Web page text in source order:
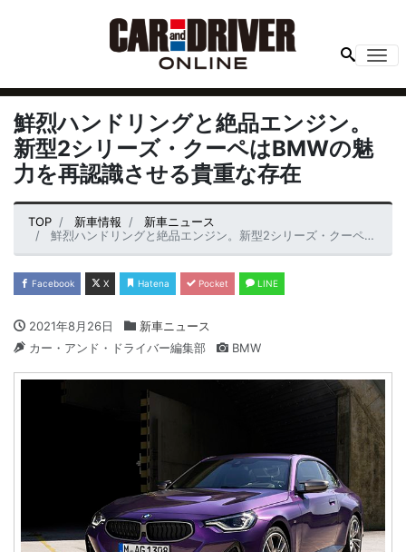
鮮烈ハンドリングと絶品エンジン。
新型2シリーズ・クーペはBMWの魅
力を再認識させる貴重な存在
TOP 新車情報
新車ニュース
鮮烈ハンドリングと絶品エンジン。新型2シリーズ・クーペはBMWの魅力を再認識させる貴重な存在
Facebook X Hatena Pocket LINE
2021年8月26日
新車ニュース
カー・アンド・ドライバー編集部
BMW